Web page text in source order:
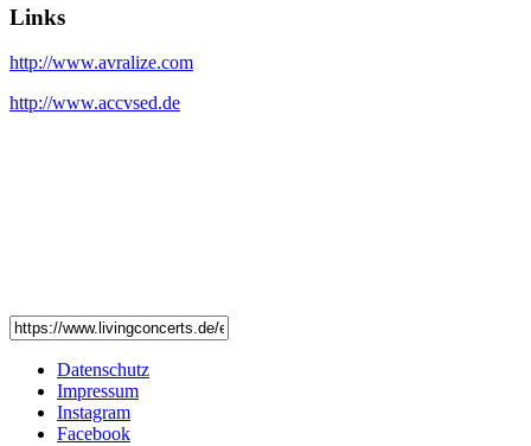
Links
http://www.avralize.com
http://www.accvsed.de
Datenschutz
Impressum
Instagram
Facebook